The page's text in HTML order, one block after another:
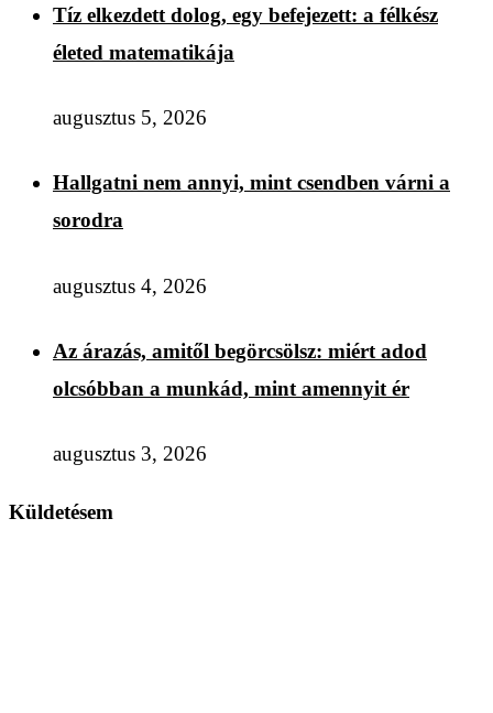
Tíz elkezdett dolog, egy befejezett: a félkész
életed matematikája
augusztus 5, 2026
Hallgatni nem annyi, mint csendben várni a
sorodra
augusztus 4, 2026
Az árazás, amitől begörcsölsz: miért adod
olcsóbban a munkád, mint amennyit ér
augusztus 3, 2026
Küldetésem